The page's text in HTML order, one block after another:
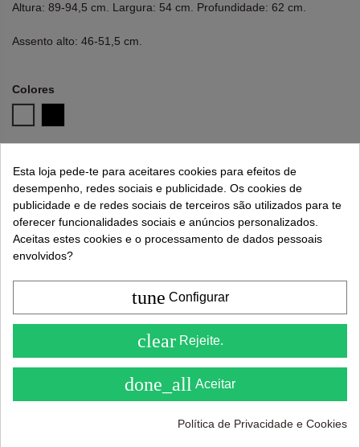
Altura: 89-94,5 cm. Largura: 54 cm. Profundidade: 62 cm.
Assento alto: 46-51,5 cm.
Colores
Lembre-se de usar "PROMO"para obter um desconto
extra de 5% .Mais informações
135,00 €249,00 €
Adicionar ao carrinho
Esta loja pede-te para aceitares cookies para efeitos de
desempenho, redes sociais e publicidade. Os cookies de
publicidade e de redes sociais de terceiros são utilizados para te
oferecer funcionalidades sociais e anúncios personalizados.
Aceitas estes cookies e o processamento de dados pessoais
envolvidos?
tune Configurar
clear Rejeite.
done_all Aceitar
Política de Privacidade e Cookies